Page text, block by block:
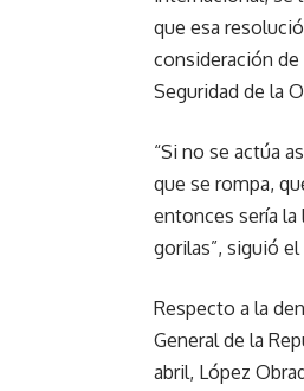
que esa
consideración
Seguridad de la
“Si no se actúa
que se rompa,
entonces sería
gorilas”, siguió
Respecto a la
General de la
abril, López